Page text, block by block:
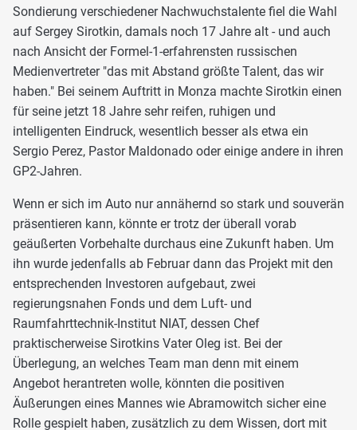
Sondierung verschiedener Nachwuchstalente fiel die Wahl
auf Sergey Sirotkin, damals noch 17 Jahre alt - und auch
nach Ansicht der Formel-1-erfahrensten russischen
Medienvertreter "das mit Abstand größte Talent, das wir
haben." Bei seinem Auftritt in Monza machte Sirotkin einen
für seine jetzt 18 Jahre sehr reifen, ruhigen und
intelligenten Eindruck, wesentlich besser als etwa ein
Sergio Perez, Pastor Maldonado oder einige andere in ihren
GP2-Jahren.
Wenn er sich im Auto nur annähernd so stark und souverän
präsentieren kann, könnte er trotz der überall vorab
geäußerten Vorbehalte durchaus eine Zukunft haben. Um
ihn wurde jedenfalls ab Februar dann das Projekt mit den
entsprechenden Investoren aufgebaut, zwei
regierungsnahen Fonds und dem Luft- und
Raumfahrttechnik-Institut NIAT, dessen Chef
praktischerweise Sirotkins Vater Oleg ist. Bei der
Überlegung, an welches Team man denn mit einem
Angebot herantreten wolle, könnten die positiven
Äußerungen eines Mannes wie Abramowitch sicher eine
Rolle gespielt haben, zusätzlich zu dem Wissen, dort mit